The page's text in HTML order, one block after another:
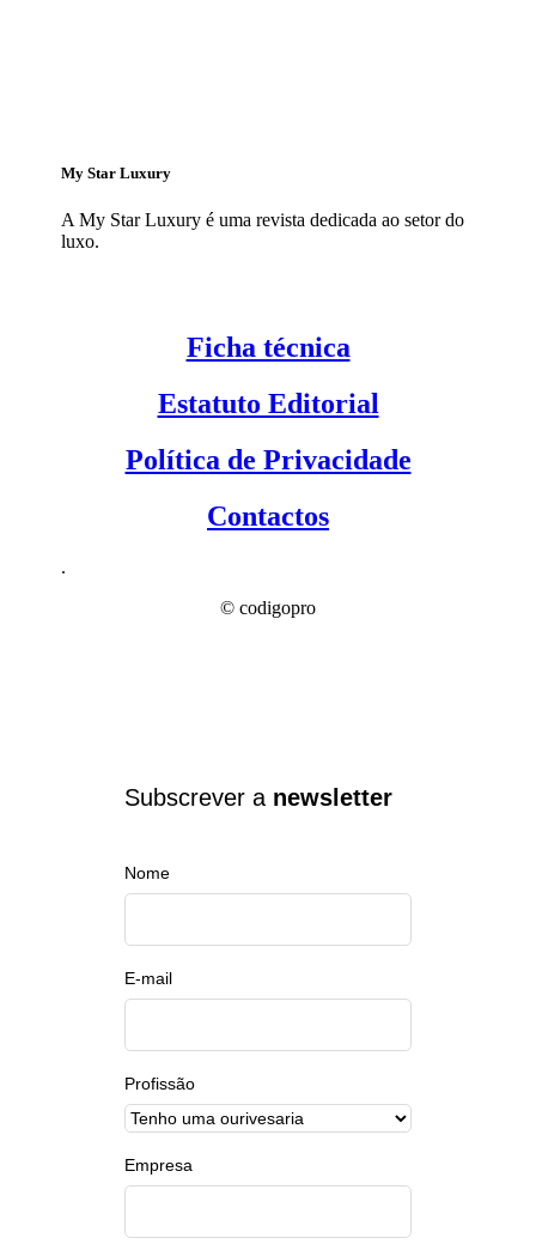
My Star Luxury
A My Star Luxury é uma revista dedicada ao setor do
luxo.
Ficha técnica
Estatuto Editorial
Política de Privacidade
Contactos
.
© codigopro
Subscrever a newsletter
Nome
E-mail
Profissão
Empresa